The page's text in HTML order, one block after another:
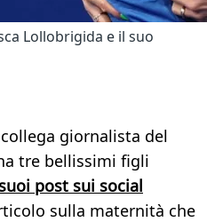
Lollobrigida e il suo
giornalista del
tre bellissimi figli
post sui social
sulla maternità che